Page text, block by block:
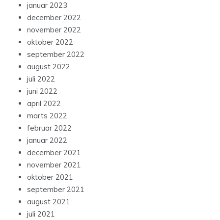
januar 2023
december 2022
november 2022
oktober 2022
september 2022
august 2022
juli 2022
juni 2022
april 2022
marts 2022
februar 2022
januar 2022
december 2021
november 2021
oktober 2021
september 2021
august 2021
juli 2021